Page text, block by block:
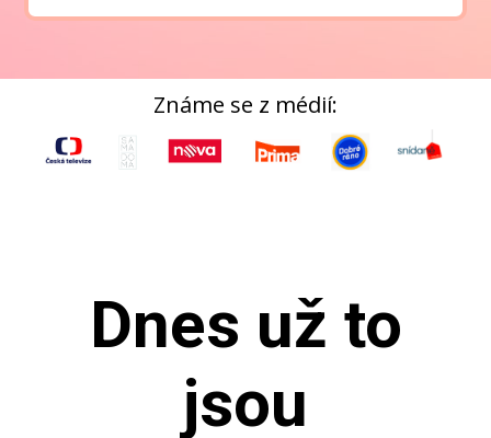
Známe se z médií:
Dnes už to
jsou